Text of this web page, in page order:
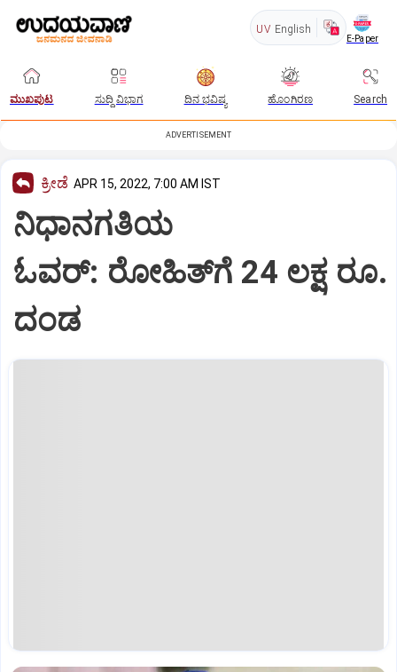
UV English
E-Paper
ಮುಖಪುಟ ಸುದ್ದಿ ವಿಭಾಗ ದಿನ ಭವಿಷ್ಯ ಹೊಂಗಿರಣ Search
ADVERTISEMENT
ಕ್ರೀಡೆ APR 15, 2022, 7:00 AM IST
ನಿಧಾನಗತಿಯ
ಓವರ್‌: ರೋಹಿತ್‌ಗೆ 24 ಲಕ್ಷ ರೂ.
ದಂಡ